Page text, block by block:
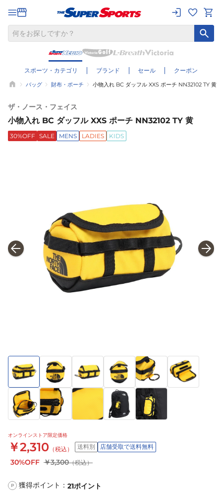
スポーツ・カテゴリ ブランド セール クーポン
バッグ 財布・ポーチ 小物入れ BC ダッフル XXS ポーチ NN32102 TY 黄
ザ・ノース・フェイス
小物入れ BC ダッフル XXS ポーチ NN32102 TY 黄
30%OFF SALE MENS LADIES KIDS
オンラインストア限定価格
￥2,310 （税込） 送料別 店舗受取で送料無料
30%OFF ￥3,300（税込）
P 獲得ポイント： 21ポイント